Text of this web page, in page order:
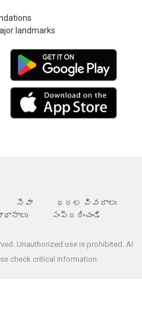
landmarks
సేవా
ధరల వివరాలు
సంప్రదించండి
Unauthorized use is prohibited. AI
check critical information.